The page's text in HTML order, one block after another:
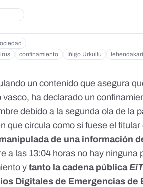
confinamiento Iñigo Urkullu
un contenido que asegura
vasco, ha declarado un
debido a la segunda ola de la
que circula como si fuese el
de una información
a las 13:04 horas no hay
ytanto la cadena pública
Digitales de Emergencias de